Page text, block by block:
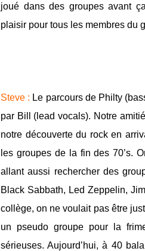
joué dans des groupes avant
plaisir pour tous les membres du
Steve : Le parcours de Philty
par Bill (lead vocals). Notre
notre découverte du rock en
les groupes de la fin des 70’s.
allant aussi rechercher des
Black Sabbath, Led Zeppelin,
collège, on ne voulait pas être
un pseudo groupe pour la
sérieuses. Aujourd’hui, à 40